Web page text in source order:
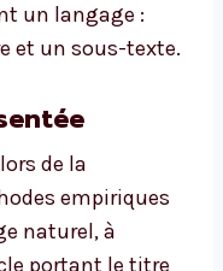
un langage :
et un sous-texte.
de la
empiriques
naturel, à
portant le titre